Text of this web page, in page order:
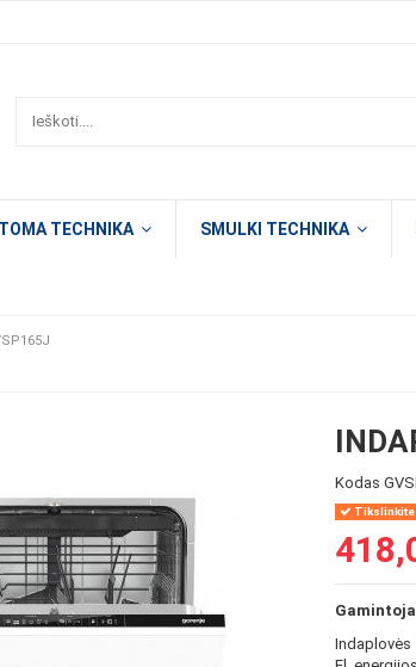
TECHNIKA SMULKI TECHNIKA
Kodas
Tikslinkite
Indaplovės